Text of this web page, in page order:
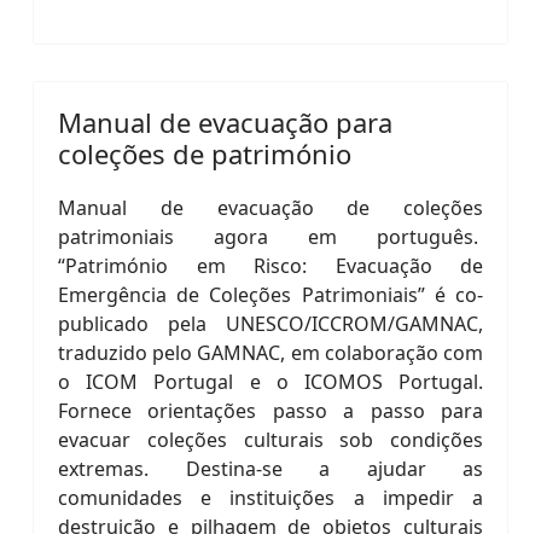
Manual de evacuação para
coleções de património
Manual de evacuação de coleções
patrimoniais agora em português.
“Património em Risco: Evacuação de
Emergência de Coleções Patrimoniais” é co-
publicado pela UNESCO/ICCROM/GAMNAC,
traduzido pelo GAMNAC, em colaboração com
o ICOM Portugal e o ICOMOS Portugal.
Fornece orientações passo a passo para
evacuar coleções culturais sob condições
extremas. Destina-se a ajudar as
comunidades e instituições a impedir a
destruição e pilhagem de objetos culturais